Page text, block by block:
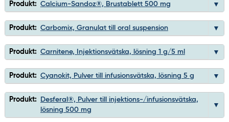
Produkt: Calcium-Sandoz®, Brustablett 500 mg
Produkt: Carbomix, Granulat till oral suspension
Produkt: Carnitene, Injektionsvätska, lösning 1 g/5 ml
Produkt: Cyanokit, Pulver till infusionsvätska, lösning 5 g
Produkt:
Desferal®, Pulver till injektions-/infusionsvätska,
lösning 500 mg